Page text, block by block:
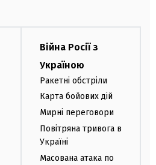
Війна Росії з
Україною
Ракетні обстріли
Карта бойових дій
Мирні переговори
Повітряна тривога в
Україні
Масована атака по